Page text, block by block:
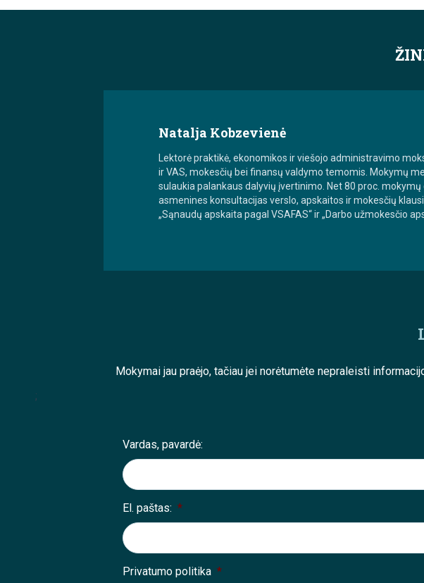
Natalja Kobzevienė
Lektorė praktikė, ekonomikos ir viešojo administravimo
ir VAS, mokesčių bei finansų valdymo temomis. Mokymų
sulaukia palankaus dalyvių įvertinimo. Net 80 proc.
asmenines konsultacijas verslo, apskaitos ir mokesčių
„Sąnaudų apskaita pagal VSAFAS“ ir „Darbo užmokesčio
Mokymai jau praėjo, tačiau jei norėtumėte nepraleisti
;
Vardas, pavardė:
El. paštas: *
Privatumo politika *